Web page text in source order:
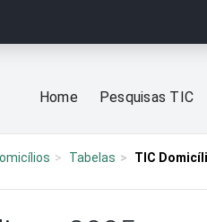
Home Pesquisas TIC
Tabelas TIC